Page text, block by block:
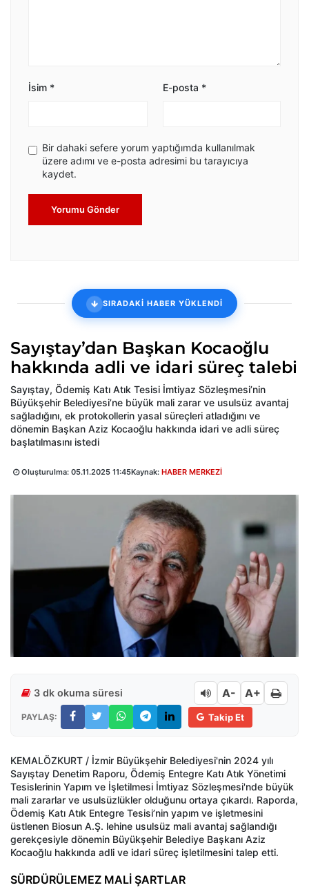
İsim * E-posta *
Bir dahaki sefere yorum yaptığımda kullanılmak
üzere adımı ve e-posta adresimi bu tarayıcıya
kaydet.
Yorumu Gönder
SIRADAKİ HABER YÜKLENDİ
Sayıştay’dan Başkan Kocaoğlu
hakkında adli ve idari süreç talebi
Sayıştay, Ödemiş Katı Atık Tesisi İmtiyaz Sözleşmesi’nin
Büyükşehir Belediyesi’ne büyük mali zarar ve usulsüz avantaj
sağladığını, ek protokollerin yasal süreçleri atladığını ve
dönemin Başkan Aziz Kocaoğlu hakkında idari ve adli süreç
başlatılmasını istedi
Oluşturulma: 05.11.2025 11:45Kaynak: HABER MERKEZİ
3 dk okuma süresi A- A+
PAYLAŞ: Takip Et
KEMALÖZKURT / İzmir Büyükşehir Belediyesi'nin 2024 yılı
Sayıştay Denetim Raporu, Ödemiş Entegre Katı Atık Yönetimi
Tesislerinin Yapım ve İşletilmesi İmtiyaz Sözleşmesi'nde büyük
mali zararlar ve usulsüzlükler olduğunu ortaya çıkardı. Raporda,
Ödemiş Katı Atık Entegre Tesisi’nin yapım ve işletmesini
üstlenen Biosun A.Ş. lehine usulsüz mali avantaj sağlandığı
gerekçesiyle dönemin Büyükşehir Belediye Başkanı Aziz
Kocaoğlu hakkında adli ve idari süreç işletilmesini talep etti.
SÜRDÜRÜLEMEZ MALİ ŞARTLAR